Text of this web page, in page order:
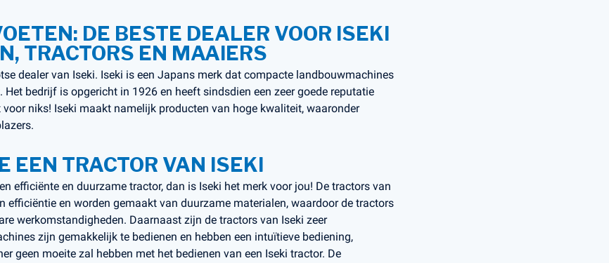
DE BESTE DEALER VOOR ISEKI
TRACTORS EN MAAIERS
dealer van Iseki. Iseki is een Japans merk dat compacte landbouwmachines
Het bedrijf is opgericht in 1926 en heeft sindsdien een zeer goede reputatie
niks! Iseki maakt namelijk producten van hoge kwaliteit, waaronder
EEN TRACTOR VAN ISEKI
efficiënte en duurzame tractor, dan is Iseki het merk voor jou! De tractors van
efficiëntie en worden gemaakt van duurzame materialen, waardoor de tractors
werkomstandigheden. Daarnaast zijn de tractors van Iseki zeer
zijn gemakkelijk te bedienen en hebben een intuïtieve bediening,
geen moeite zal hebben met het bedienen van een Iseki tractor. De